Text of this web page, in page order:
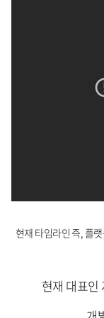
현재 타임라인 즉, 플
현재 대표인